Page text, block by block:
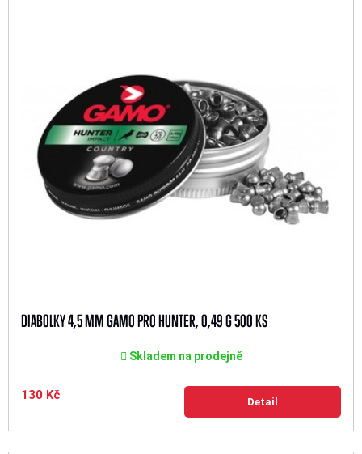
DIABOLKY 4,5 MM GAMO PRO HUNTER, 0,49 G 500 KS
Skladem na prodejně
130 Kč Detail